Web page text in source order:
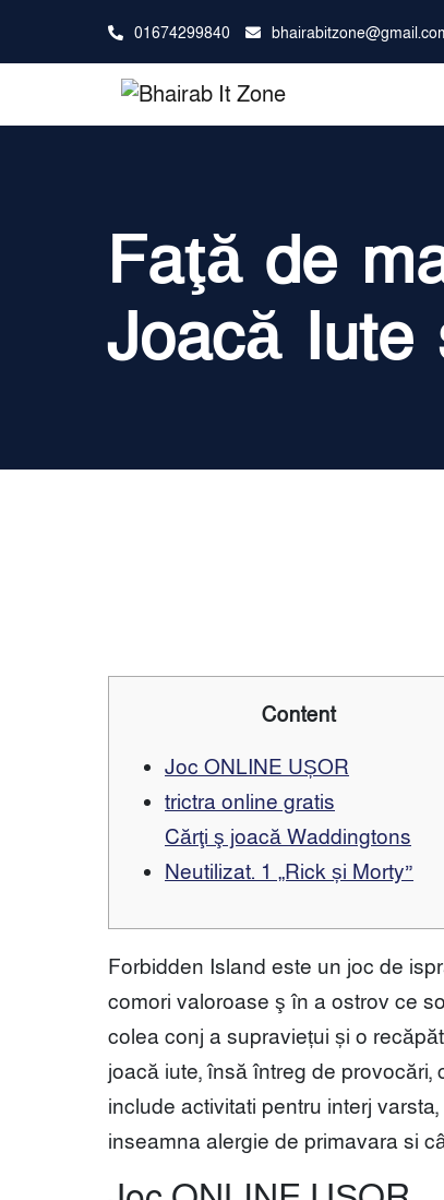
01674299840
Faţă de
Joacă Iute
Content
Joc ONLINE UȘOR
trictra online gratis
Cărţi ş joacă Waddingtons
Neutilizat. 1 „Rick și Morty”
Forbidden Island este un joc de
comori valoroase ş în a ostrov ce
colea conj a supraviețui și o
joacă iute, însă întreg de
include activitati pentru interj
inseamna alergie de primavara si